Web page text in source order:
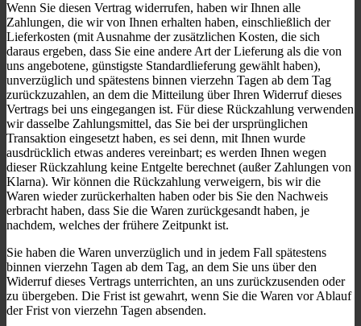
Wenn Sie diesen Vertrag widerrufen, haben wir Ihnen alle
Zahlungen, die wir von Ihnen erhalten haben, einschließlich der
Lieferkosten (mit Ausnahme der zusätzlichen Kosten, die sich
daraus ergeben, dass Sie eine andere Art der Lieferung als die von
uns angebotene, günstigste Standardlieferung gewählt haben),
unverzüglich und spätestens binnen vierzehn Tagen ab dem Tag
zurückzuzahlen, an dem die Mitteilung über Ihren Widerruf dieses
Vertrags bei uns eingegangen ist. Für diese Rückzahlung verwenden
wir dasselbe Zahlungsmittel, das Sie bei der ursprünglichen
Transaktion eingesetzt haben, es sei denn, mit Ihnen wurde
ausdrücklich etwas anderes vereinbart; es werden Ihnen wegen
dieser Rückzahlung keine Entgelte berechnet (außer Zahlungen von
Klarna). Wir können die Rückzahlung verweigern, bis wir die
Waren wieder zurückerhalten haben oder bis Sie den Nachweis
erbracht haben, dass Sie die Waren zurückgesandt haben, je
nachdem, welches der frühere Zeitpunkt ist.
Sie haben die Waren unverzüglich und in jedem Fall spätestens
binnen vierzehn Tagen ab dem Tag, an dem Sie uns über den
Widerruf dieses Vertrags unterrichten, an uns zurückzusenden oder
zu übergeben. Die Frist ist gewahrt, wenn Sie die Waren vor Ablauf
der Frist von vierzehn Tagen absenden.